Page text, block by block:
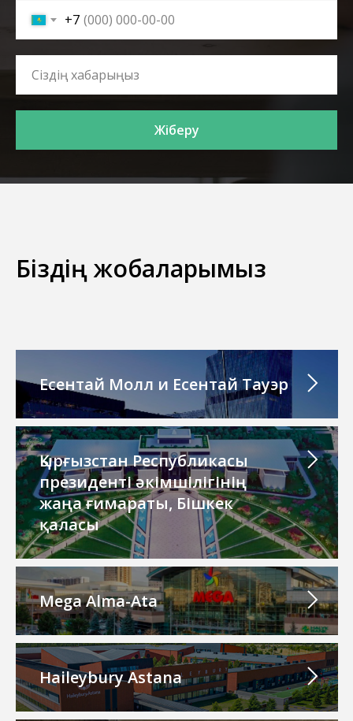
+7
Жіберу
Біздің жобаларымыз
Есентай Молл и Есентай Тауэр
Қырғызстан Республикасы
президенті әкімшілігінің
жаңа ғимараты, Бішкек
қаласы
Mega Alma-Ata
Haileybury Astana